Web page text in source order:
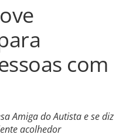
com
Amiga do Autista e se diz
acolhedor